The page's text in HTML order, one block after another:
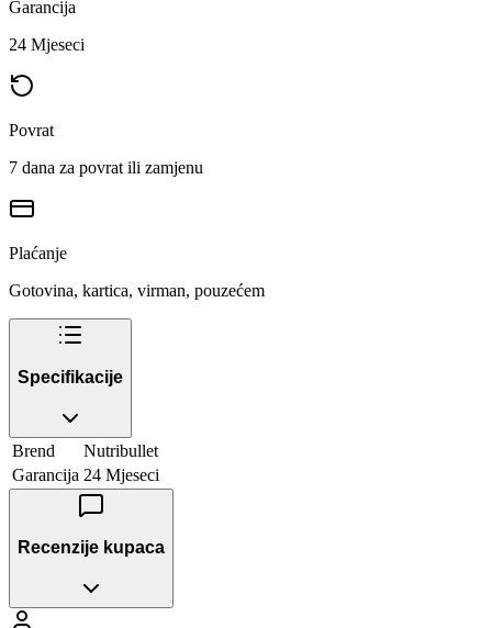
Garancija
24 Mjeseci
Povrat
7 dana za povrat ili zamjenu
Plaćanje
Gotovina, kartica, virman, pouzećem
Specifikacije
Brend
Nutribullet
Garancija 24 Mjeseci
Recenzije kupaca